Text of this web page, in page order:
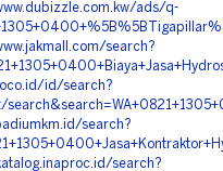
ads/q-
search?
id/search?
search?
search?